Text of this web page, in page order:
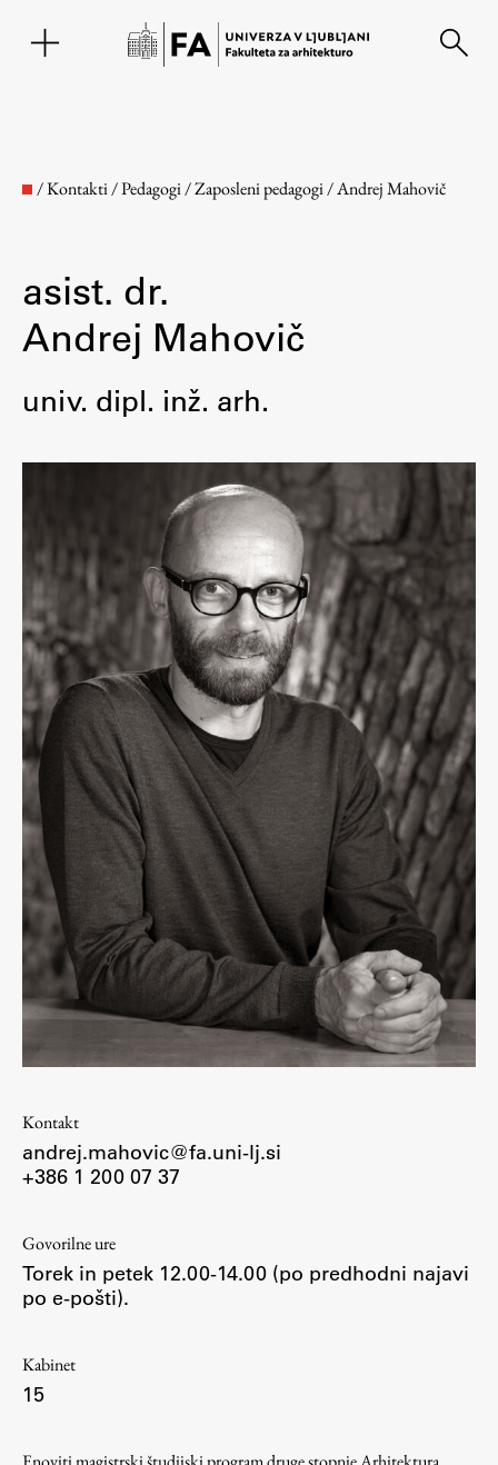
Fakulteta
Alumni
Knjižnica
Mednarodno sodelovanje
Članstva v združenjih
Konzorciji
Tržna dejavnost
Kontakti
Intranet UL FA
Intranet UL
Osebni portal FIORI
Spletni arhiv DEPO
Študij
Predstavitev študija
Študentske informacije
Izbirni moduli EMŠA
Zaključek študija
Mednarodne izmenjave
/Kontakti/Pedagogi/Zaposleni pedagogi/Andrej Mahovič
asist. dr.
Andrej Mahovič
univ. dipl. inž. arh.
Kontakt
andrej.mahovic@fa.uni-lj.si
+386 1 200 07 37
Govorilne ure
Torek in petek 12.00-14.00 (po predhodni najavi
po e-pošti).
Kabinet
15